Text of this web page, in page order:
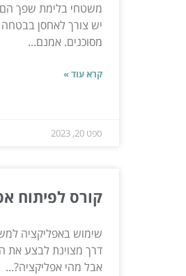
משטחי בלימת שפך הם
יש צורך לאחסן בבטחה
מסוכנים. אמנם...
קרא עוד »
ספט 20, 2023
קורס לפיתוח
שימוש באפליקציה
דרך מצוינת לבצע את
אבל מהי אפליקציה?...